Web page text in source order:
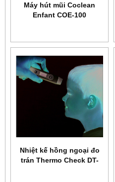
Máy hút mũi Coclean
Enfant COE-100
Nhiệt kế hồng ngoại đo
trán Thermo Check DT-